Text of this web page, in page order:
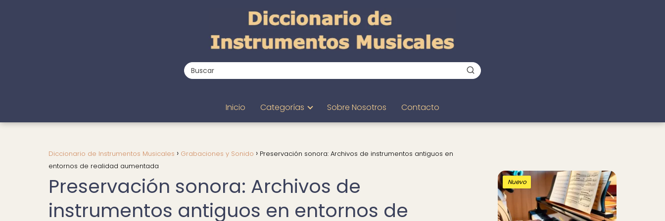
Inicio Categorías Sobre Nosotros Contacto
Diccionario de Instrumentos Musicales Grabaciones y Sonido
Preservación sonora: Archivos de instrumentos antiguos en
entornos de realidad aumentada
Preservación sonora: Archivos de
instrumentos antiguos en entornos de
Nuevo